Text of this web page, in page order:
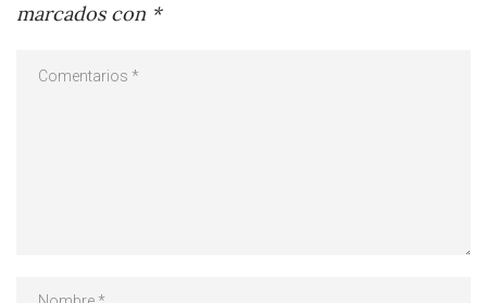
marcados con *